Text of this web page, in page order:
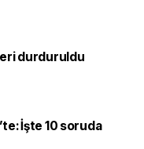
durduruldu
İşte 10 soruda